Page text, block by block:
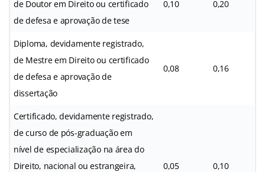
de Doutor em Direito ou certificado
de defesa e aprovação de tese
0,10 0,20
Diploma, devidamente registrado,
de Mestre em Direito ou certificado
de defesa e aprovação de
dissertação
0,08 0,16
Certificado, devidamente registrado,
de curso de pós-graduação em
nível de especialização na área do
Direito, nacional ou estrangeira,
0,05 0,10